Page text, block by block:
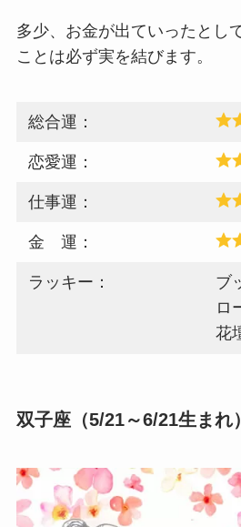
多少、お金が出ていったとし
ことは必ず実を結びます。
総合運：
恋愛運：
仕事運：
金 運：
ラッキー：
ブ
ロ
花
双子座（5/21～6/21生まれ）